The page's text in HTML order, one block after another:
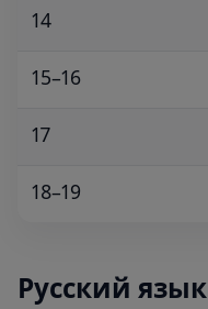
14
15–16
17
18–19
Русский язык